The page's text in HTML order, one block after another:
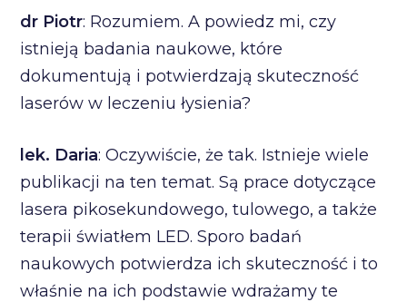
dr Piotr: Rozumiem. A powiedz mi, czy
istnieją badania naukowe, które
dokumentują i potwierdzają skuteczność
laserów w leczeniu łysienia?
lek. Daria: Oczywiście, że tak. Istnieje wiele
publikacji na ten temat. Są prace dotyczące
lasera pikosekundowego, tulowego, a także
terapii światłem LED. Sporo badań
naukowych potwierdza ich skuteczność i to
właśnie na ich podstawie wdrażamy te